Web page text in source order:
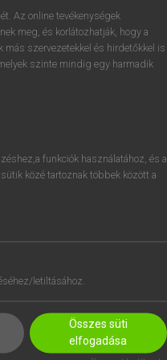
elindításához
ésbelépek.
Az online tevékenységek
meg, és korlátozhatják, hogy a
más szervezetekkel és hirdetőkkel is
szinte mindig egy harmadik
funkciók használatához, és a
közé tartoznak többek között a
letiltásához.
Összes süti
elfogadása